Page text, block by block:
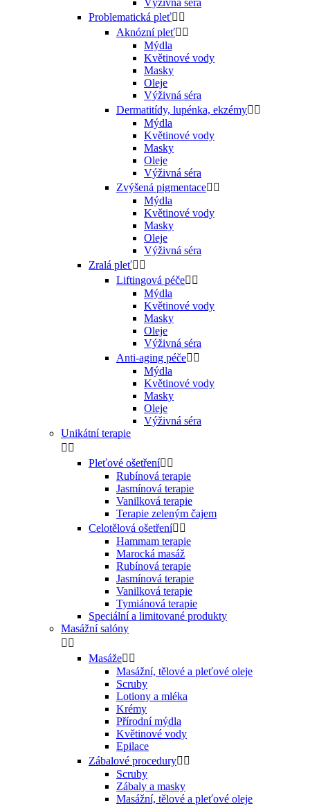
Výživná séra
Problematická pleť 
Aknózní pleť 
Mýdla
Květinové vody
Masky
Oleje
Výživná séra
Dermatitídy, lupénka, ekzémy 
Mýdla
Květinové vody
Masky
Oleje
Výživná séra
Zvýšená pigmentace 
Mýdla
Květinové vody
Masky
Oleje
Výživná séra
Zralá pleť 
Liftingová péče 
Mýdla
Květinové vody
Masky
Oleje
Výživná séra
Anti-aging péče 
Mýdla
Květinové vody
Masky
Oleje
Výživná séra
Unikátní terapie
 
Pleťové ošetření 
Rubínová terapie
Jasmínová terapie
Vanilková terapie
Terapie zeleným čajem
Celotělová ošetření 
Hammam terapie
Marocká masáž
Rubínová terapie
Jasmínová terapie
Vanilková terapie
Tymiánová terapie
Speciální a limitované produkty
Masážní salóny
 
Masáže 
Masážní, tělové a pleťové oleje
Scruby
Lotiony a mléka
Krémy
Přírodní mýdla
Květinové vody
Epilace
Zábalové procedury 
Scruby
Zábaly a masky
Masážní, tělové a pleťové oleje